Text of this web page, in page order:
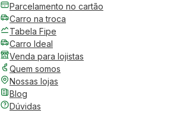
Parcelamento no cartão
Carro na troca
Tabela Fipe
Carro Ideal
Venda para lojistas
Quem somos
Nossas lojas
Blog
Dúvidas